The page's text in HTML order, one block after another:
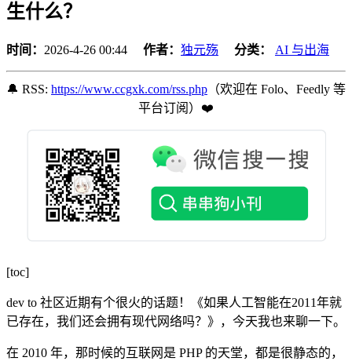
生什么？
时间： 2026-4-26 00:44 作者： 独元殇 分类： AI 与出海
🔔 RSS: https://www.ccgxk.com/rss.php （欢迎在 Folo、Feedly 等
平台订阅️）❤️
[toc]
dev to 社区近期有个很火的话题！《如果人工智能在2011年就
已存在，我们还会拥有现代网络吗？》，今天我也来聊一下。
在 2010 年，那时候的互联网是 PHP 的天堂，都是很静态的，